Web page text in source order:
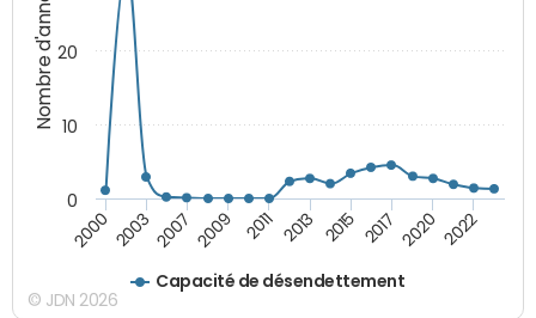
Nombre d'années
Capacité de désendettement
2000 2003 2007 2009 2011 2013 2015 2017 2020 2022
0
10
20
© JDN 2026